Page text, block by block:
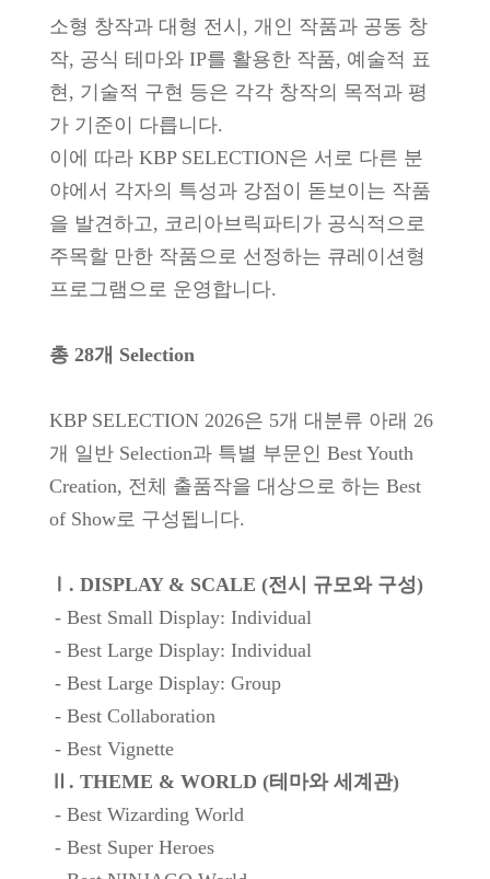
소형 창작과 대형 전시, 개인 작품과 공동 창
작, 공식 테마와 IP를 활용한 작품, 예술적 표
현, 기술적 구현 등은 각각 창작의 목적과 평
가 기준이 다릅니다.
이에 따라 KBP SELECTION은 서로 다른 분
야에서 각자의 특성과 강점이 돋보이는 작품
을 발견하고, 코리아브릭파티가 공식적으로
주목할 만한 작품으로 선정하는 큐레이션형
프로그램으로 운영합니다.
총 28개 Selection
KBP SELECTION 2026은 5개 대분류 아래 26
개 일반 Selection과 특별 부문인 Best Youth
Creation, 전체 출품작을 대상으로 하는 Best
of Show로 구성됩니다.
Ⅰ. DISPLAY & SCALE (전시 규모와 구성)
- Best Small Display: Individual
- Best Large Display: Individual
- Best Large Display: Group
- Best Collaboration
- Best Vignette
Ⅱ. THEME & WORLD (테마와 세계관)
- Best Wizarding World
- Best Super Heroes